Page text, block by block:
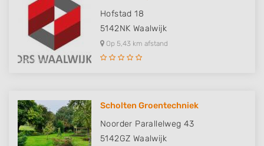
Hofstad 18
5142NK Waalwijk
Op 5,43 km afstand
Scholten Groentechniek
Noorder Parallelweg 43
5142GZ Waalwijk